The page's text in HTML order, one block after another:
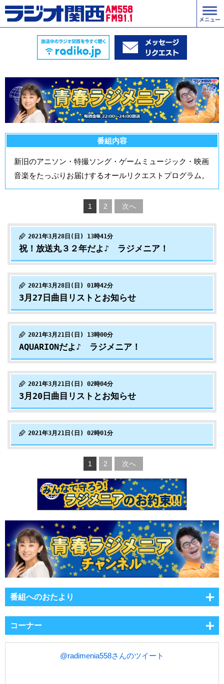
番組内容
新旧のアニソン・特撮ソング・ゲームミュージック・映画
音楽をたっぷりお届けするオールリクエストプログラム。
1 2 次へ
2021年3月28日(日) 13時41分
祝！放送丸３２年だよ♪ ラジメニア！
2021年3月28日(日) 01時42分
3月27日曲目リストとお知らせ
2021年3月21日(日) 13時00分
AQUARIONだよ♪ ラジメニア！
2021年3月21日(日) 02時04分
3月20日曲目リストとお知らせ
2021年3月21日(日) 02時01分
1 2 次へ
番組へのおたより
コーナー
@radimenia558さんのツイート